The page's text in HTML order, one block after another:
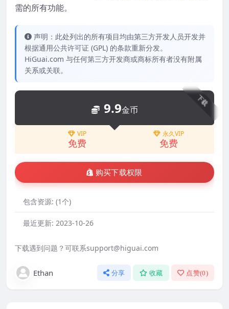
需的所有功能。
声明：此处列出的所有项目均由第三方开发人员开发并
根据通用公共许可证 (GPL) 的条款重新分发。
HiGuai.com 与任何第三方开发商或商标所有者没有附属
关系或关联。
下载
9.9金币
VIP
免费
永久VIP
免费
购买下载权限
包含资源: (1个)
最近更新: 2023-10-26
下载遇到问题？可联系support@higuai.com
Ethan 分享 收藏 点赞(0)